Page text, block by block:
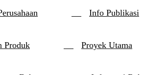
Info Publikasi
Produk
Proyek Utama